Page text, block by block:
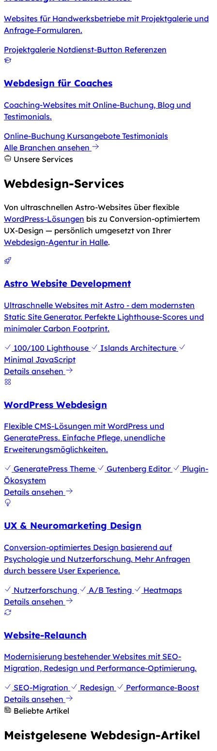
Websites für Handwerksbetriebe mit Projektgalerie und
Anfrage-Formularen.
Projektgalerie Notdienst-Button Referenzen
Webdesign für Coaches
Coaching-Websites mit Online-Buchung, Blog und
Testimonials.
Online-Buchung Kursangebote Testimonials
Alle Branchen ansehen
Unsere Services
Webdesign-Services
Von ultraschnellen Astro-Websites über flexible
WordPress-Lösungen bis zu Conversion-optimiertem
UX-Design — persönlich umgesetzt von Ihrer
Webdesign-Agentur in Halle.
Astro Website Development
Ultraschnelle Websites mit Astro - dem modernsten
Static Site Generator. Perfekte Lighthouse-Scores und
minimaler Carbon Footprint.
100/100 Lighthouse
Islands Architecture
Minimal JavaScript
Details ansehen
WordPress Webdesign
Flexible CMS-Lösungen mit WordPress und
GeneratePress. Einfache Pflege, unendliche
Erweiterungsmöglichkeiten.
GeneratePress Theme
Gutenberg Editor
Plugin-
Ökosystem
Details ansehen
UX & Neuromarketing Design
Conversion-optimiertes Design basierend auf
Psychologie und Nutzerforschung. Mehr Anfragen
durch bessere User Experience.
Nutzerforschung
A/B Testing
Heatmaps
Details ansehen
Website-Relaunch
Modernisierung bestehender Websites mit SEO-
Migration, Redesign und Performance-Optimierung.
SEO-Migration
Redesign
Performance-Boost
Details ansehen
Beliebte Artikel
Meistgelesene Webdesign-Artikel